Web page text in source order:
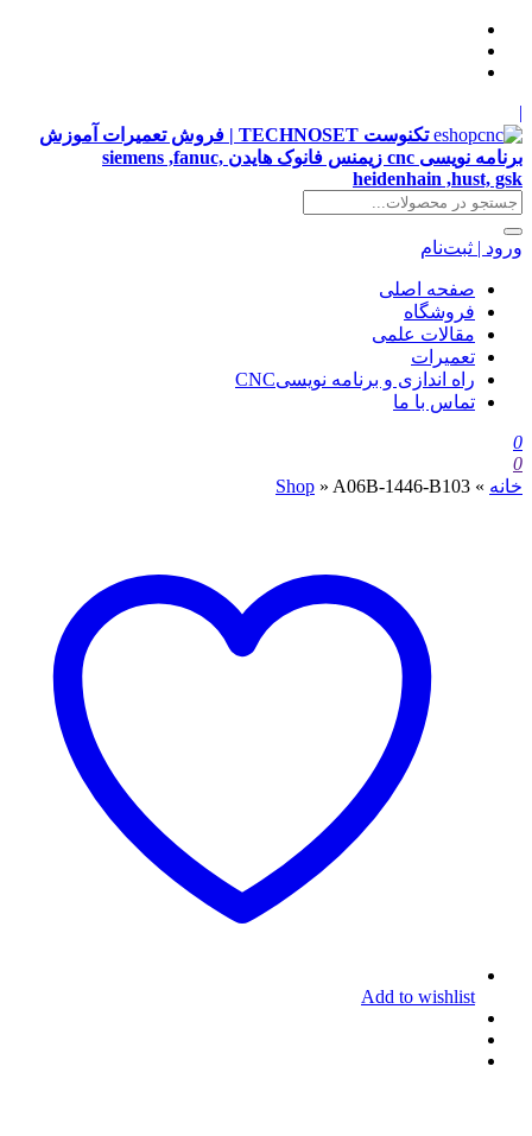
|
تکنوست TECHNOSET | فروش تعمیرات آموزش
برنامه نویسی cnc زیمنس فانوک هایدن siemens ,fanuc,
heidenhain ,hust, gsk
ورود | ثبت‌نام
صفحه اصلی
فروشگاه
مقالات علمی
تعمیرات
راه اندازی و برنامه نویسیCNC
تماس با ما
0
0
خانه »
Shop » A06B-1446-B103
Add to wishlist